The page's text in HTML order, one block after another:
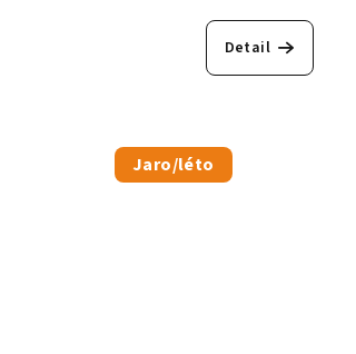
Detail
Jaro/léto